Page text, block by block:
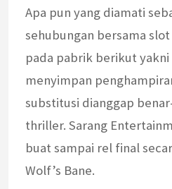
Apa pun yang diamati
sehubungan bersama
pada pabrik berikut
menyimpan
substitusi dianggap
thriller. Sarang
buat sampai rel final
Wolf’s Bane.